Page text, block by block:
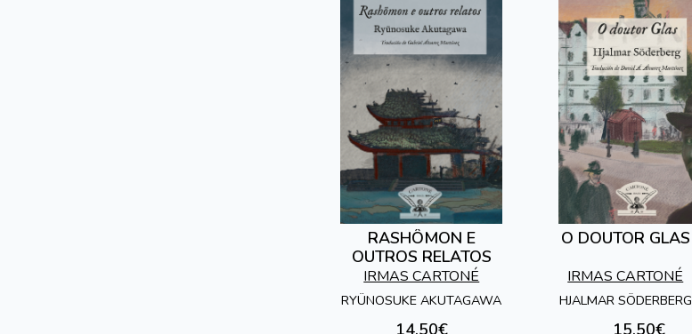
RASHÔMON E
OUTROS RELATOS
IRMAS CARTONÉ
RYÜNOSUKE AKUTAGAWA
14,50€
O DOUTOR GLAS
IRMAS CARTONÉ
HJALMAR SÖDERBERG
15,50€